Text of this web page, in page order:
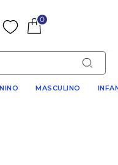
Favoritos
0
MASCULINO